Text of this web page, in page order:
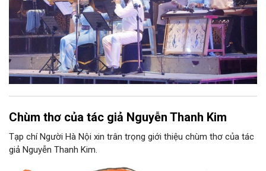
Chùm thơ của tác giả Nguyễn Thanh Kim
Tạp chí Người Hà Nội xin trân trọng giới thiệu chùm thơ của tác
giả Nguyễn Thanh Kim.